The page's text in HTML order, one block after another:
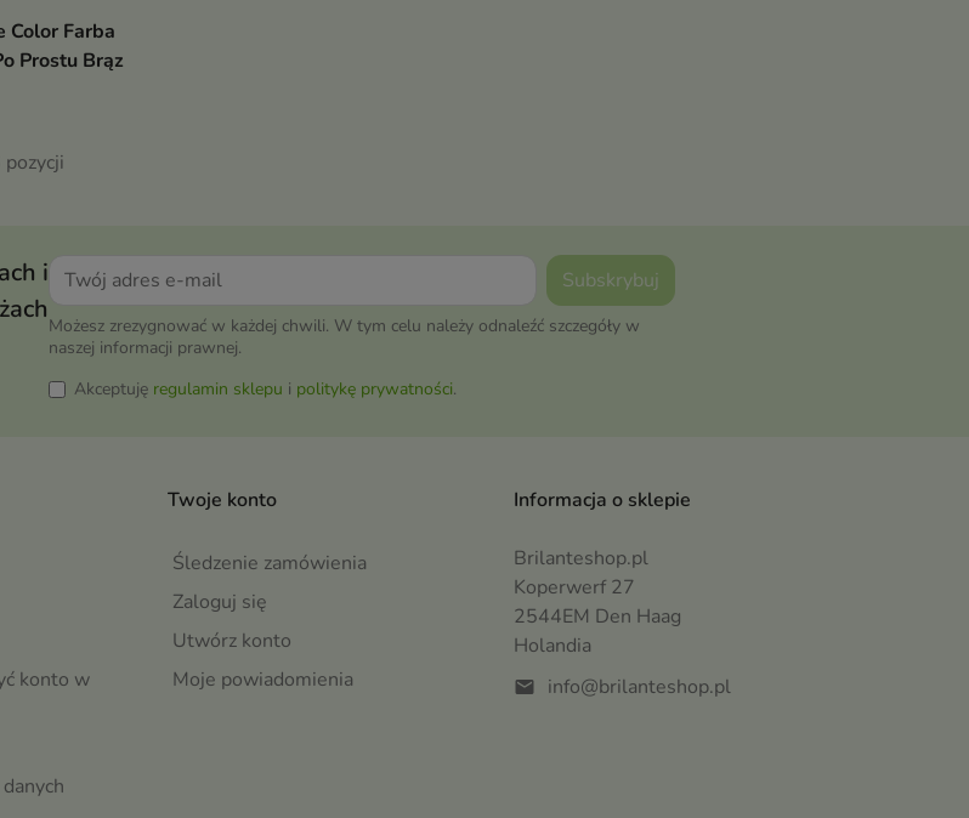
Color Farba
Prostu Brąz
i
Możesz zrezygnować w każdej chwili. W tym celu należy odnaleźć szczegóły w
naszej informacji prawnej.
Akceptuję regulamin sklepu i politykę prywatności.
konto w
Twoje konto
Śledzenie zamówienia
Zaloguj się
Utwórz konto
Moje powiadomienia
Informacja o sklepie
Brilanteshop.pl
Koperwerf 27
2544EM Den Haag
Holandia
mail info@brilanteshop.pl